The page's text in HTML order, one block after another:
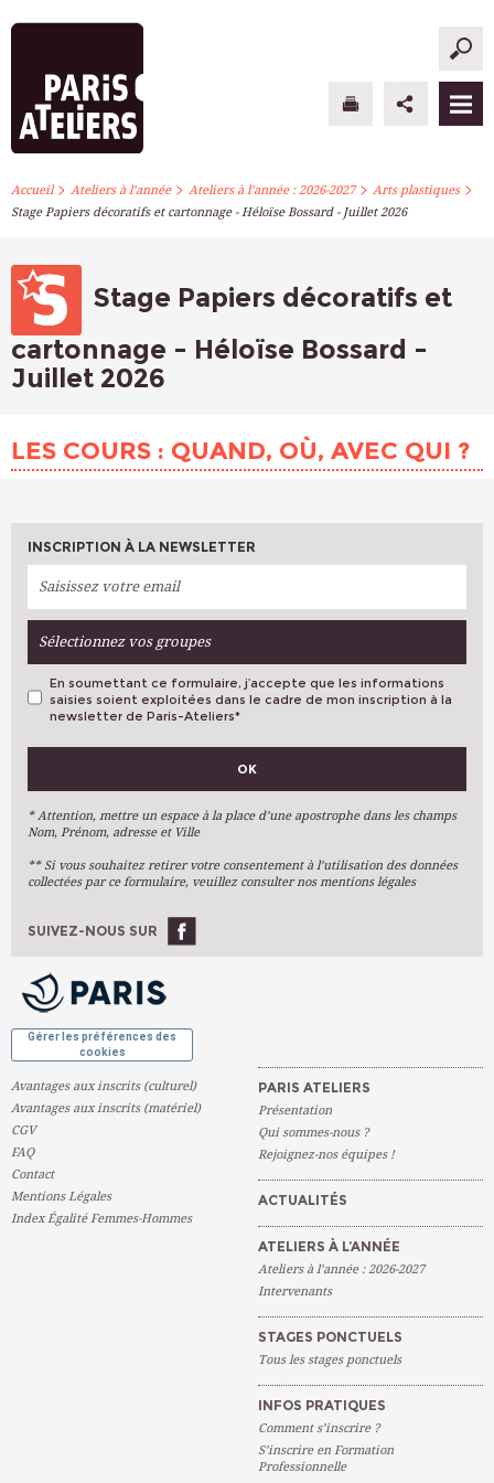
PARIS ATELIERS
ATELIERS À L’ANNÉE
STAGES PONCTUELS
S’INSCRIRE
Accueil> Ateliers à l’année> Ateliers à l’année : 2026-2027> Arts plastiques>
Stage Papiers décoratifs et cartonnage - Héloïse Bossard - Juillet 2026
Stage Papiers décoratifs et
cartonnage - Héloïse Bossard -
Juillet 2026
LES COURS : QUAND, OÙ, AVEC QUI ?
INSCRIPTION À LA NEWSLETTER
Sélectionnez vos groupes
VOS PRÉFÉRENCES
Arts Plastiques
Arts Du Texte
Arts Numériques
Ateliers À L'année
En soumettant ce formulaire, j’accepte que les informations
saisies soient exploitées dans le cadre de mon inscription à la
newsletter de Paris-Ateliers*
OK
* Attention, mettre un espace à la place d’une apostrophe dans les champs
Nom, Prénom, adresse et Ville
** Si vous souhaitez retirer votre consentement à l’utilisation des données
collectées par ce formulaire, veuillez consulter nos mentions légales
SUIVEZ-NOUS SUR
Gérer les préférences des
cookies
Avantages aux inscrits (culturel)
Avantages aux inscrits (matériel)
CGV
FAQ
Contact
Mentions Légales
Index Égalité Femmes-Hommes
PARIS ATELIERS
Présentation
Qui sommes-nous ?
Rejoignez-nos équipes !
ACTUALITÉS
ATELIERS À L’ANNÉE
Ateliers à l’année : 2026-2027
Intervenants
STAGES PONCTUELS
Tous les stages ponctuels
INFOS PRATIQUES
Comment s’inscrire ?
S’inscrire en Formation
Professionnelle